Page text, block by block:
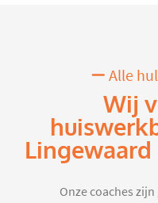
Alle
Wij
Onze coaches